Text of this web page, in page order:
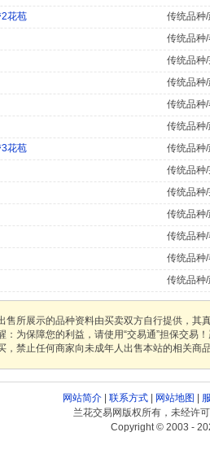
花苞
传统品种
传统品种
传统品种
传统品种
传统品种
传统品种
花苞
传统品种
传统品种
传统品种
传统品种
传统品种
传统品种
传统品种
售所展示的品种资料由买卖双方自行提供，
：为保障您的利益，请使用“交易通”担保交
，禁止任何商家向未成年人出售本站的相关商
网站简介| 联系方式| 网站地图
兰花交易网版权所有，未经许
Copyright © 2003 -